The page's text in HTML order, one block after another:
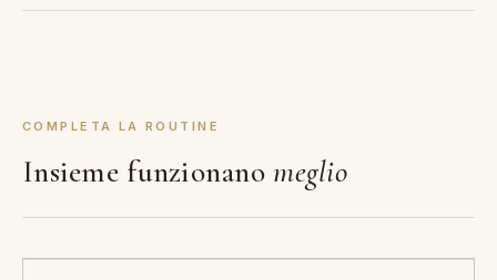
COMPLETA LA ROUTINE
Insieme funzionanomeglio